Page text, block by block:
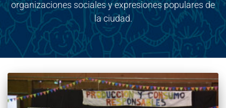
organizaciones sociales y expresiones populares de
la ciudad.